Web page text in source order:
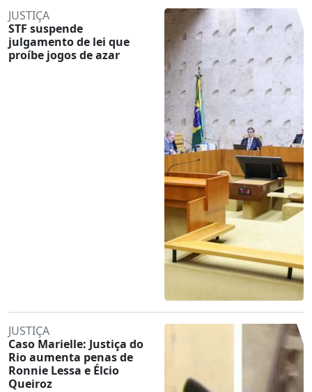
JUSTIÇA
STF suspende
julgamento de lei que
proíbe jogos de azar
JUSTIÇA
Caso Marielle: Justiça do
Rio aumenta penas de
Ronnie Lessa e Élcio
Queiroz